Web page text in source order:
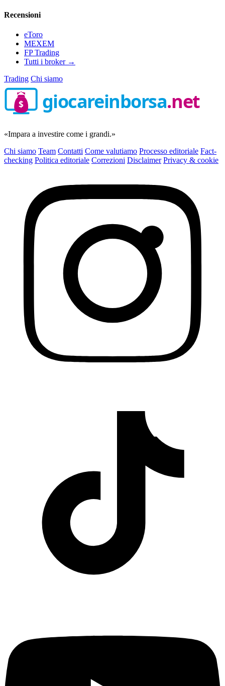
Recensioni
eToro
MEXEM
FP Trading
Tutti i broker →
Trading Chi siamo
$ giocareinborsa.net
«Impara a investire come i grandi.»
Chi siamo Team Contatti Come valutiamo Processo editoriale Fact-
checking Politica editoriale Correzioni Disclaimer Privacy & cookie